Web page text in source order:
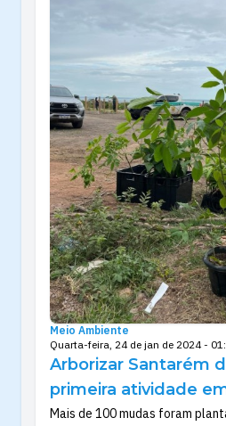
Meio Ambiente
Quarta-feira, 24 de jan de 2024 -
Arborizar Santarém
primeira atividade
Mais de 100 mudas foram